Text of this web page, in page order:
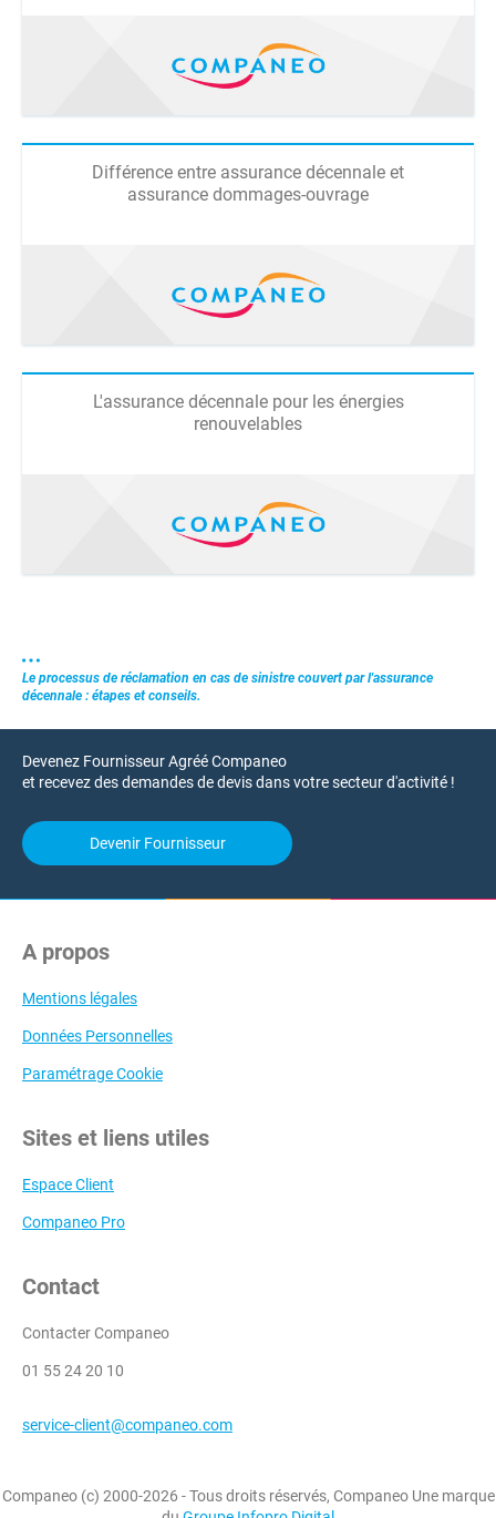
Différence entre assurance décennale et
assurance dommages-ouvrage
L'assurance décennale pour les énergies
renouvelables
Le processus de réclamation en cas de sinistre couvert par l'assurance
décennale : étapes et conseils.
Devenez Fournisseur Agréé Companeo
et recevez des demandes de devis dans votre secteur d'activité !
Devenir Fournisseur
A propos
Mentions légales
Données Personnelles
Paramétrage Cookie
Sites et liens utiles
Espace Client
Companeo Pro
Contact
Contacter Companeo
01 55 24 20 10
service-client@companeo.com
Companeo (c) 2000-2026 - Tous droits réservés, Companeo Une marque